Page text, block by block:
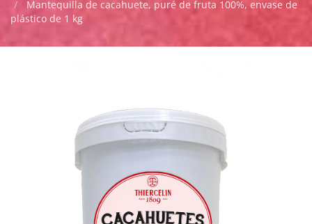
Mantequilla de cacahuete, puré de fruta 100%, envase de
plástico de 1 kg